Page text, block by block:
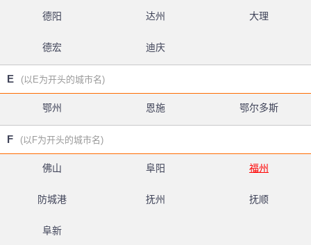
德阳 达州 大理
德宏 迪庆
E (以E为开头的城市名)
鄂州 恩施 鄂尔多斯
F (以F为开头的城市名)
佛山 阜阳 福州
防城港 抚州 抚顺
阜新